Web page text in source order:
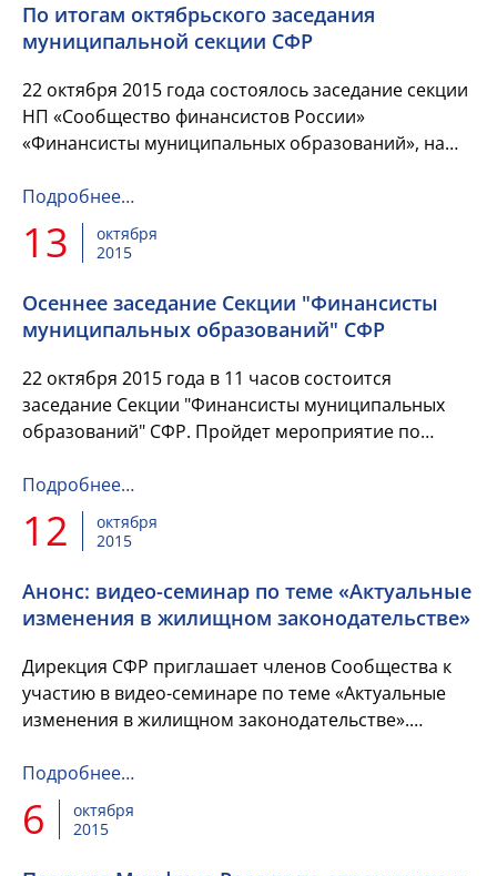
По итогам октябрьского заседания
муниципальной секции СФР
22 октября 2015 года состоялось заседание секции
НП «Сообщество финансистов России»
«Финансисты муниципальных образований», на
изменения законодательства, касающиеся ...
Подробнее…
13
октября
2015
Осеннее заседание Секции "Финансисты
муниципальных образований" СФР
22 октября 2015 года в 11 часов состоится
заседание Секции "Финансисты муниципальных
образований" СФР. Пройдет мероприятие по
экономики города.
Подробнее…
12
октября
2015
Анонс: видео-семинар по теме «Актуальные
изменения в жилищном законодательстве»
Дирекция СФР приглашает членов Сообщества к
участию в видео-семинаре по теме «Актуальные
изменения в жилищном законодательстве».
Подробнее…
6
октября
2015